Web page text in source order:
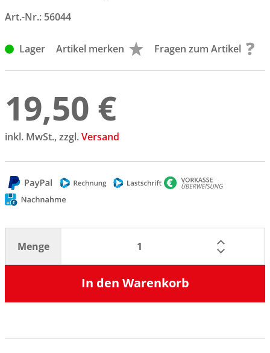
Art.-Nr.: 56044
Lager Artikel merken Fragen zum Artikel
19,50 €
inkl. MwSt., zzgl.Versand
Menge
In den Warenkorb